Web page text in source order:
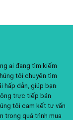
ai đang tìm kiếm
tôi chuyên tìm
hấp dẫn, giúp bạn
trực tiếp bán
tôi cam kết tư vấn
trong quá trình mua